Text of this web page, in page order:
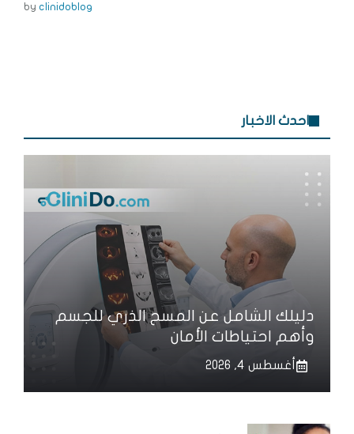
by clinidoblog
احدث الاخبار
دليلك الشامل عن المسح الذري للجسم
وأهم احتياطات الأمان
أغسطس 4, 2026